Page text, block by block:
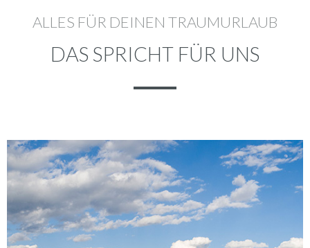
ALLES FÜR DEINEN TRAUMURLAUB
DAS SPRICHT FÜR UNS